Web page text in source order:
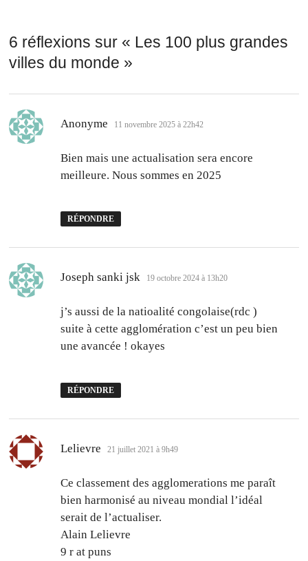
6 réflexions sur « Les 100 plus grandes
villes du monde »
Anonyme dit :
11 novembre 2025 à 22h42
Bien mais une actualisation sera encore
meilleure. Nous sommes en 2025
RÉPONDRE
Joseph sanki jsk dit :
19 octobre 2024 à 13h20
j’s aussi de la natioalité congolaise(rdc )
suite à cette agglomération c’est un peu bien
une avancée ! okayes
RÉPONDRE
Lelievre dit :
21 juillet 2021 à 9h49
Ce classement des agglomerations me paraît
bien harmonisé au niveau mondial l’idéal
serait de l’actualiser.
Alain Lelievre
9 r at puns